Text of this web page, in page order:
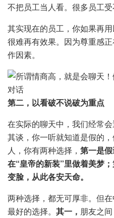
不把员工当人看。很多员工受
其实现在的员工，你如果再用
很难再有效果。因为尊重感
作因素。
第二，以看破不说破为重点
在实际的聊天中，我们经常
其谈，你一听就知道是假的
人，你有两种选择， 第一是
在“皇帝的新装”里做着美梦
变脸，从此各安天命。
两种选择，都无可厚非。但
最好的选择。 其一， 朋友之